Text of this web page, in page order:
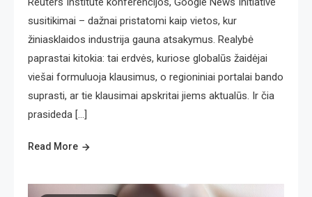
susitikimai – dažnai pristatomi kaip vietos, kur
žiniasklaidos industrija gauna atsakymus. Realybė
paprastai kitokia: tai erdvės, kuriose globalūs žaidėjai
viešai formuluoja klausimus, o regioniniai portalai bando
suprasti, ar tie klausimai apskritai jiems aktualūs. Ir čia
prasideda […]
Read More